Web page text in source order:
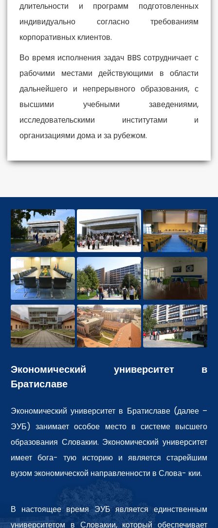
длительности и программ подготовленных
индивидуально согласно требованиям
корпоративных клиентов.
Во время исполнения задач BBS сотрудничает с
рабочими местами действующими в области
дальнейшего и непрерывного образования, с
высшими учебными заведениями,
исследовательскими институтами и
организациями дома и за рубежом.
Экономический университет в
Братиславе
Экономический университет в Братиславе (далее –
ЭУБ) занимает особое место в системе высшего
образования Словакии. Экономический университет
имеет бога- тую историю и является старейшим
вузом экономической направленности в Слова- кии.
В настоящее время ЭУБ является единственным
университетом в Словакии, который обеспечивает